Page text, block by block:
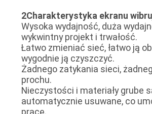
2Charakterystyka ekranu
Wysoka wydajność, duża
wykwintny projekt i trwałość.
Łatwo zmieniać sieć, łatwo ją
wygodnie ją czyszczyć.
Żadnego zatykania sieci,
prochu.
Nieczystości i materiały grube
automatycznie usuwane, co
pracę.